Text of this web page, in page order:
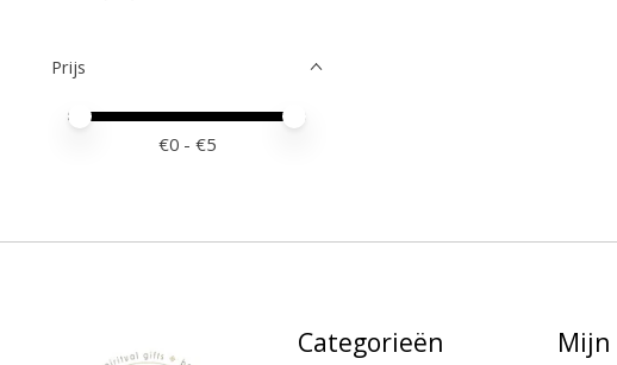
Prijs
Minimale prijswaarde
Price maximum value
€0 - €5
Categorieën Mijn